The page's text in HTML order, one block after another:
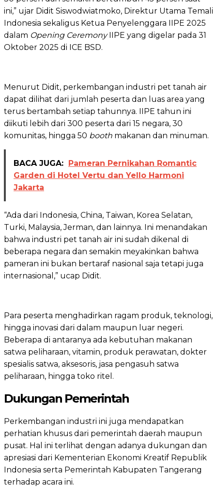
ini,” ujar Didit Siswodwiatmoko, Direktur Utama Temali
Indonesia sekaligus Ketua Penyelenggara IIPE 2025
dalam Opening CeremonyIIPE yang digelar pada 31
Oktober 2025 di ICE BSD.
Menurut Didit, perkembangan industri pet tanah air
dapat dilihat dari jumlah peserta dan luas area yang
terus bertambah setiap tahunnya. IIPE tahun ini
diikuti lebih dari 300 peserta dari 15 negara, 30
komunitas, hingga 50 booth makanan dan minuman.
BACA JUGA: Pameran Pernikahan Romantic
Garden di Hotel Vertu dan Yello Harmoni
Jakarta
“Ada dari Indonesia, China, Taiwan, Korea Selatan,
Turki, Malaysia, Jerman, dan lainnya. Ini menandakan
bahwa industri pet tanah air ini sudah dikenal di
beberapa negara dan semakin meyakinkan bahwa
pameran ini bukan bertaraf nasional saja tetapi juga
internasional,” ucap Didit.
Para peserta menghadirkan ragam produk, teknologi,
hingga inovasi dari dalam maupun luar negeri.
Beberapa di antaranya ada kebutuhan makanan
satwa peliharaan, vitamin, produk perawatan, dokter
spesialis satwa, aksesoris, jasa pengasuh satwa
peliharaan, hingga toko ritel.
Dukungan Pemerintah
Perkembangan industri ini juga mendapatkan
perhatian khusus dari pemerintah daerah maupun
pusat. Hal ini terlihat dengan adanya dukungan dan
apresiasi dari Kementerian Ekonomi Kreatif Republik
Indonesia serta Pemerintah Kabupaten Tangerang
terhadap acara ini.